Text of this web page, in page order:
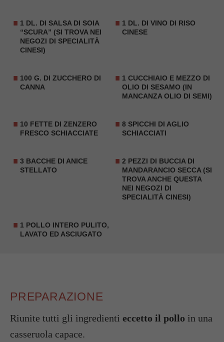
1 DL. DI SALSA DI SOIA
“SCURA” (SI TROVA NEI
NEGOZI DI SPECIALITÀ
CINESI)
1 DL. DI VINO DI RISO
CINESE
100 G. DI ZUCCHERO DI
CANNA
1 CUCCHIAIO E MEZZO DI
OLIO DI SESAMO (IN
MANCANZA OLIO DI SEMI)
10 FETTE DI ZENZERO
FRESCO SCHIACCIATE
8 SPICCHI DI AGLIO
SCHIACCIATI
3 BACCHE DI ANICE
STELLATO
2 PEZZI DI BUCCIA DI
MANDARANCIO SECCA (SI
TROVA ANCHE QUESTA
NEI NEGOZI DI
SPECIALITÀ CINESI)
1 POLLO INTERO PULITO,
LAVATO ED ASCIUGATO
PREPARAZIONE
Riunite tutti gli ingredienti eccetto il pollo in una
casseruola capace.